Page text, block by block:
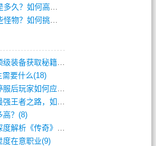
传奇手游中的狐狸尾巴？
如何挑战它们？
热血传奇：传奇大乱私服顶级装备获取秘籍(887)
要什么(18)
传奇私服为何突然停服？停服后玩家如何应对(744)
单职业传奇冰雪福利版：最强王者之路，如何(659)
高？(8)
暗藏杀机的逆天神器——深度解析《传奇》祈(374)
度在意职业(9)